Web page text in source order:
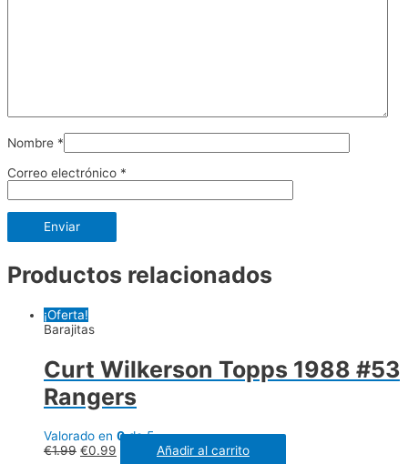
Nombre *
Correo electrónico *
Productos relacionados
¡Oferta!
Barajitas
Curt Wilkerson Topps 1988 #53
Rangers
Valorado en 0de 5
€1.99 €0.99
Añadir al carrito